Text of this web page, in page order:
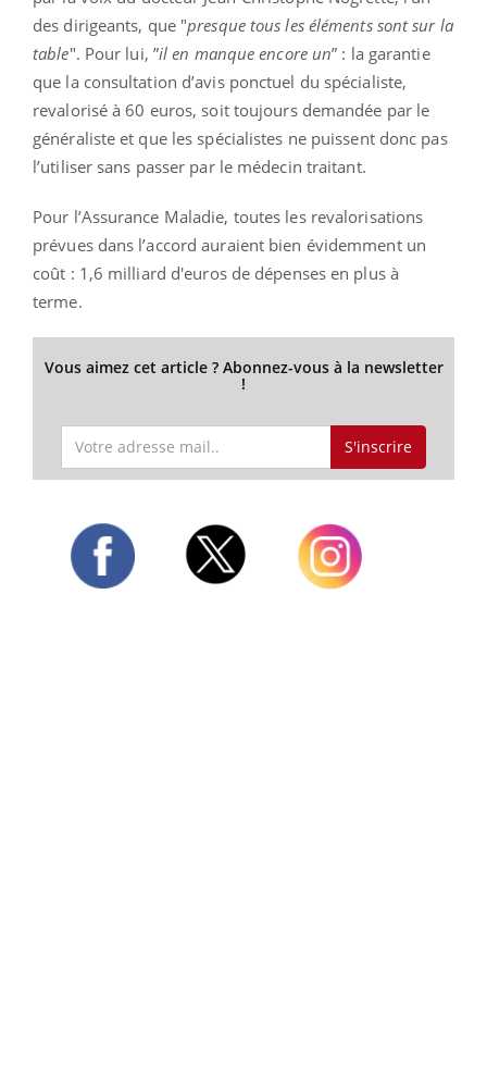
des dirigeants, que "presque tous les éléments sont sur la
table". Pour lui, ”il en manque encore un” : la garantie
que la consultation d’avis ponctuel du spécialiste,
revalorisé à 60 euros, soit toujours demandée par le
généraliste et que les spécialistes ne puissent donc pas
l’utiliser sans passer par le médecin traitant.
Pour l’Assurance Maladie, toutes les revalorisations
prévues dans l’accord auraient bien évidemment un
coût : 1,6 milliard d'euros de dépenses en plus à
terme.
Vous aimez cet article ? Abonnez-vous à la newsletter
!
S'inscrire